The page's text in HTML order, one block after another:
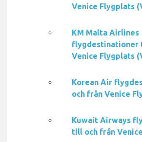
Venice Flygplats
KM Malta Airlines
flygdestinationer
Venice Flygplats
Korean Air
och från Venice
Kuwait Airways
till och från